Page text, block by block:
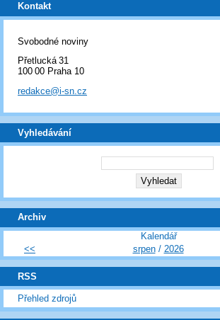
Kontakt
Svobodné noviny
Přetlucká 31
100 00 Praha 10
redakce@i-sn.cz
Vyhledávání
Archiv
Kalendář
<<
srpen/ 2026
RSS
Přehled zdrojů